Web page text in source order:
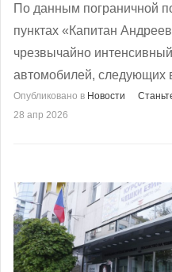
По данным пограничной
пунктах «Капитан
чрезвычайно
автомобилей, следующих
Опубликовано в Новости
28 апр 2026